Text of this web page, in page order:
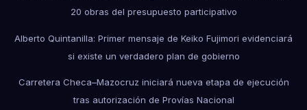
20 obras del presupuesto participativo
Alberto Quintanilla: Primer mensaje de Keiko Fujimori evidenciará
si existe un verdadero plan de gobierno
Carretera Checa–Mazocruz iniciará nueva etapa de ejecución
tras autorización de Provías Nacional